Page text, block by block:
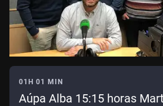
01H 01 MIN
Aúpa Alba 15:15 horas